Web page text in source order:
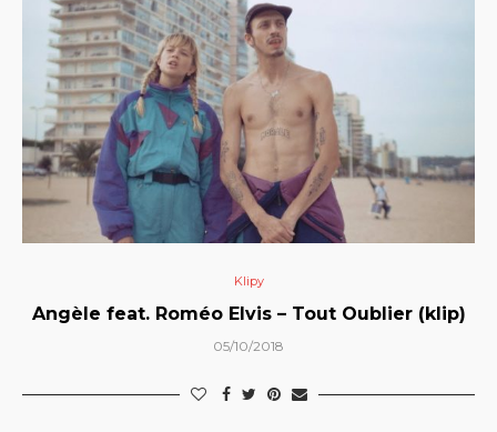
Klipy
Angèle feat. Roméo Elvis – Tout Oublier (klip)
05/10/2018